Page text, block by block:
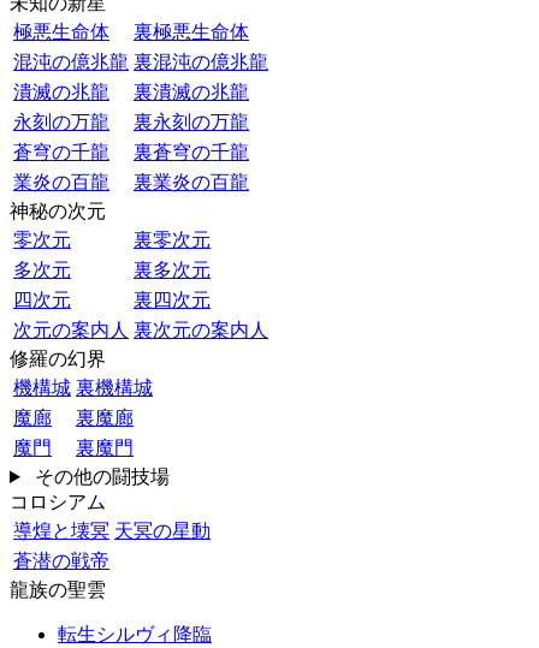
極悪生命体
裏極悪生命体
混沌の億兆龍 裏混沌の億兆龍
潰滅の兆龍
裏潰滅の兆龍
永刻の万龍
裏永刻の万龍
蒼穹の千龍
裏蒼穹の千龍
業炎の百龍
裏業炎の百龍
神秘の次元
零次元
裏零次元
多次元
裏多次元
四次元
裏四次元
次元の案内人 裏次元の案内人
修羅の幻界
機構城 裏機構城
魔廊
裏魔廊
魔門
裏魔門
その他の闘技場
コロシアム
導煌と壊冥 天冥の星動
蒼潜の戦帝
龍族の聖雲
転生シルヴィ降臨